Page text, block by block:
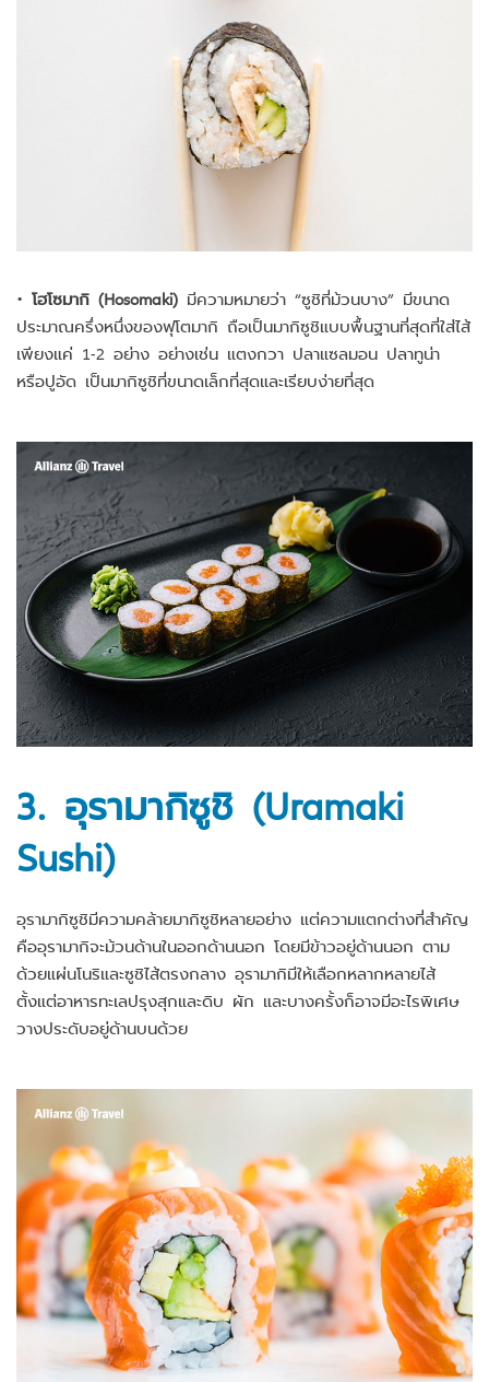
• โฮโซมากิ (Hosomaki) มีความหมายว่า “ซูชิที่ม้วนบาง” มีขนาด
ประมาณครึ่งหนึ่งของฟุโตมากิ ถือเป็นมากิซูชิแบบพื้นฐานที่สุดที่ใส่ไส้
เพียงแค่ 1-2 อย่าง อย่างเช่น แตงกวา ปลาแซลมอน ปลาทูน่า
หรือปูอัด เป็นมากิซูชิที่ขนาดเล็กที่สุดและเรียบง่ายที่สุด
3. อุรามากิซูชิ (Uramaki
Sushi)
อุรามากิซูชิมีความคล้ายมากิซูชิหลายอย่าง แต่ความแตกต่างที่สำคัญ
คืออุรามากิจะม้วนด้านในออกด้านนอก โดยมีข้าวอยู่ด้านนอก ตาม
ด้วยแผ่นโนริและซูชิไส้ตรงกลาง อุรามากิมีให้เลือกหลากหลายไส้
ตั้งแต่อาหารทะเลปรุงสุกและดิบ ผัก และบางครั้งก็อาจมีอะไรพิเศษ
วางประดับอยู่ด้านบนด้วย